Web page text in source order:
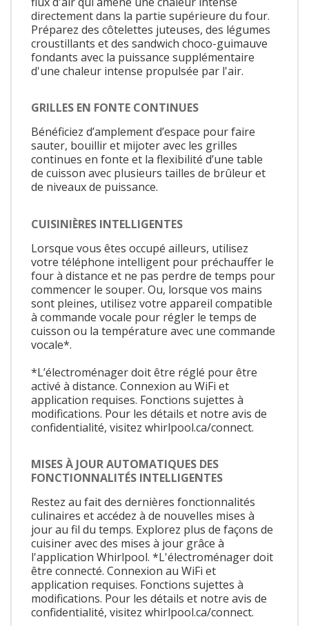
directement dans la partie supérieure du four.
Préparez des côtelettes juteuses, des légumes
croustillants et des sandwich choco-guimauve
fondants avec la puissance supplémentaire
d'une chaleur intense propulsée par l'air.
GRILLES EN FONTE CONTINUES
Bénéficiez d’amplement d’espace pour faire
sauter, bouillir et mijoter avec les grilles
continues en fonte et la flexibilité d’une table
de cuisson avec plusieurs tailles de brûleur et
de niveaux de puissance.
CUISINIÈRES INTELLIGENTES
Lorsque vous êtes occupé ailleurs, utilisez
votre téléphone intelligent pour préchauffer le
four à distance et ne pas perdre de temps pour
commencer le souper. Ou, lorsque vos mains
sont pleines, utilisez votre appareil compatible
à commande vocale pour régler le temps de
cuisson ou la température avec une commande
vocale*.
*L’électroménager doit être réglé pour être
activé à distance. Connexion au WiFi et
application requises. Fonctions sujettes à
modifications. Pour les détails et notre avis de
confidentialité, visitez whirlpool.ca/connect.
MISES À JOUR AUTOMATIQUES DES
FONCTIONNALITÉS INTELLIGENTES
Restez au fait des dernières fonctionnalités
culinaires et accédez à de nouvelles mises à
jour au fil du temps. Explorez plus de façons de
cuisiner avec des mises à jour grâce à
l'application Whirlpool. *L'électroménager doit
être connecté. Connexion au WiFi et
application requises. Fonctions sujettes à
modifications. Pour les détails et notre avis de
confidentialité, visitez whirlpool.ca/connect.